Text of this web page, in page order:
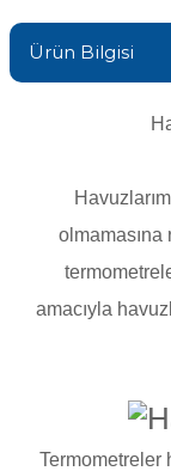
Wtr
Alkalinite
Havuz
Havuz
Havuz
Ürün Bilgisi
olmamasına
amacıyla
Termometreler